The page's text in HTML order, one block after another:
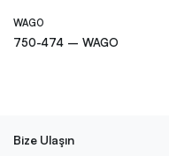
WAGO
750-474 – WAGO
Bize Ulaşın